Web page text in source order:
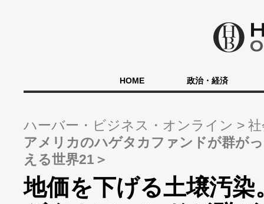
HOME 政治・経済
ハーバー・ビジネス・オンライン
アメリカのハゲタカファンドが群が
える世界21＞
地価を下げる土壌汚